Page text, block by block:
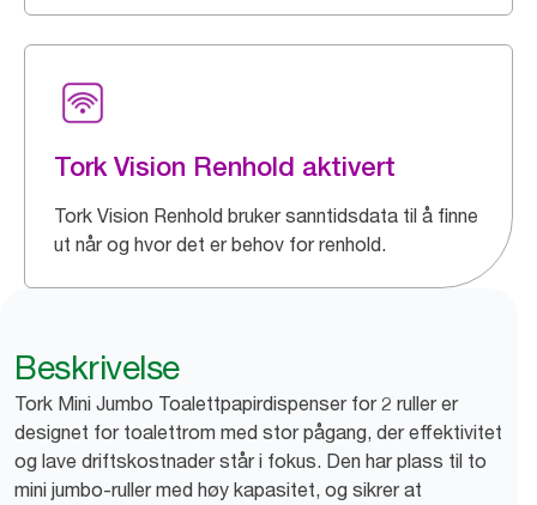
Tork Vision Renhold aktivert
Tork Vision Renhold bruker sanntidsdata til å finne
ut når og hvor det er behov for renhold.
Beskrivelse
Tork Mini Jumbo Toalettpapirdispenser for 2 ruller er
designet for toalettrom med stor pågang, der effektivitet
og lave driftskostnader står i fokus. Den har plass til to
mini jumbo-ruller med høy kapasitet, og sikrer at